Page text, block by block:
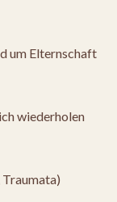
um Elternschaft
wiederholen
Traumata)